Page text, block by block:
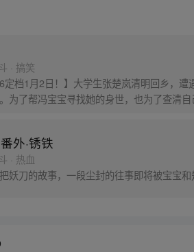
· 搞笑
6定档1月2日！】大学生张楚岚清明回乡，
为了帮冯宝宝寻找她的身世，也为了查清
外·锈铁
· 热血
妖刀的故事，一段尘封的往事即将被宝宝和